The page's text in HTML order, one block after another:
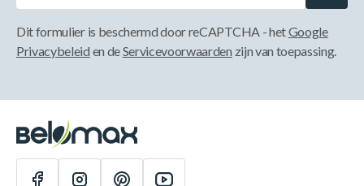
Dit formulier is beschermd door reCAPTCHA - hetGoogle
Privacybeleid en deServicevoorwaarden zijn van toepassing.